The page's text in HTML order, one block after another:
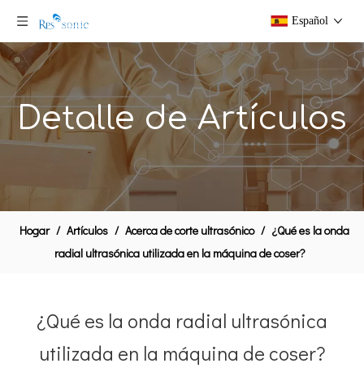
Español
Detalle de Artículos
Hogar / Artículos / Acerca de corte ultrasónico / ¿Qué es la onda
radial ultrasónica utilizada en la máquina de coser?
¿Qué es la onda radial ultrasónica
utilizada en la máquina de coser?